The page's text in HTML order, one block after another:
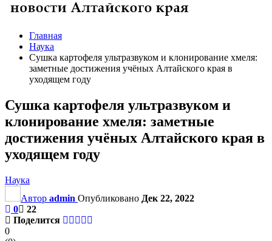
Главная
Наука
Сушка картофеля ультразвуком и клонирование хмеля:
заметные достижения учёных Алтайского края в
уходящем году
Сушка картофеля ультразвуком и
клонирование хмеля: заметные
достижения учёных Алтайского края в
уходящем году
Наука
Автор admin Опубликовано Дек 22, 2022
0
22
Поделится
0